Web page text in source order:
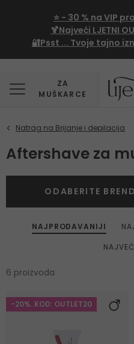
⭐ - 30 % na VIP
🍹Najveći LJETNI
🔐Psst ... Tvoje tajno
ZA
MUŠKARCE
Aftershave za
NAJPRODAVANIJI
6 proizvoda
ODABERITE
-20%. KOD: OUTLET20